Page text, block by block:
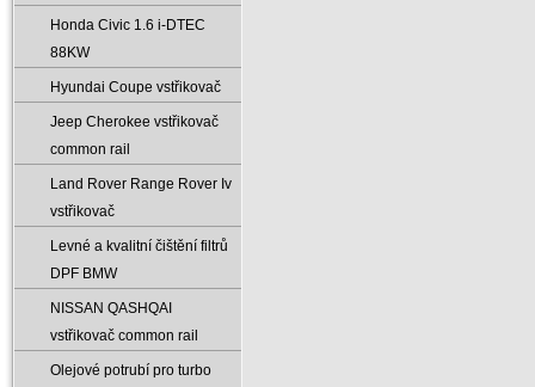
Honda Civic 1.6 i-DTEC
88KW
Hyundai Coupe vstřikovač
Jeep Cherokee vstřikovač
common rail
Land Rover Range Rover Iv
vstřikovač
Levné a kvalitní čištění filtrů
DPF BMW
NISSAN QASHQAI
vstřikovač common rail
Olejové potrubí pro turbo